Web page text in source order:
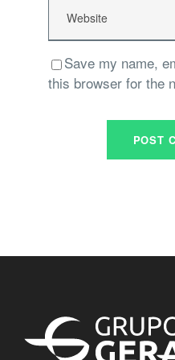
Save my name,
this browser for the